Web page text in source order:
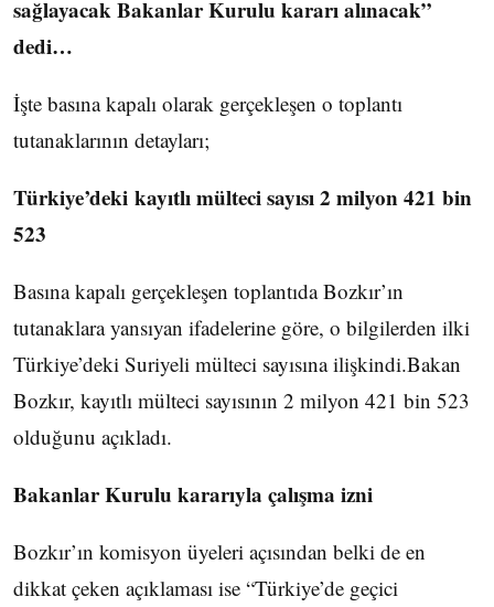
sağlayacak Bakanlar Kurulu kararı alınacak”
dedi…
İşte basına kapalı olarak gerçekleşen o toplantı
tutanaklarının detayları;
Türkiye’deki kayıtlı mülteci sayısı 2 milyon 421 bin
523
Basına kapalı gerçekleşen toplantıda Bozkır’ın
tutanaklara yansıyan ifadelerine göre, o bilgilerden ilki
Türkiye’deki Suriyeli mülteci sayısına ilişkindi.Bakan
Bozkır, kayıtlı mülteci sayısının 2 milyon 421 bin 523
olduğunu açıkladı.
Bakanlar Kurulu kararıyla çalışma izni
Bozkır’ın komisyon üyeleri açısından belki de en
dikkat çeken açıklaması ise “Türkiye’de geçici